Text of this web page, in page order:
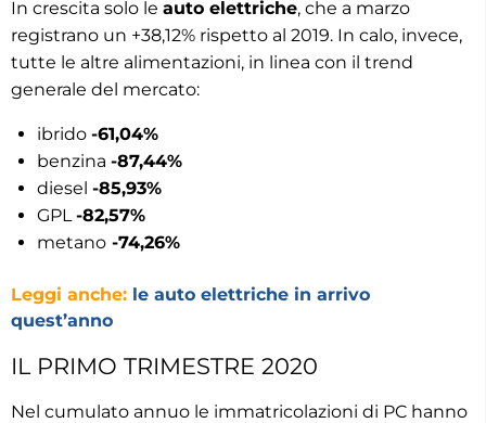
In crescita solo le auto elettriche, che a marzo
registrano un +38,12% rispetto al 2019. In calo, invece,
tutte le altre alimentazioni, in linea con il trend
generale del mercato:
ibrido -61,04%
benzina -87,44%
diesel -85,93%
GPL -82,57%
metano -74,26%
Leggi anche: le auto elettriche in arrivo
quest’anno
IL PRIMO TRIMESTRE 2020
Nel cumulato annuo le immatricolazioni di PC hanno